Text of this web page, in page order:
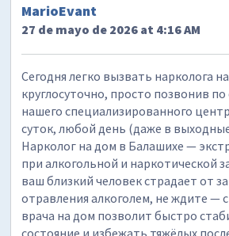
MarioEvant
27 de mayo de 2026 at 4:16 AM
Сегодня легко вызвать нарколога
круглосуточно, просто позвонив
нашего специализированного
суток, любой день (даже в
Нарколог на дом в Балашихе —
при алкогольной и наркотической
ваш близкий человек страдает от
отравления алкоголем, не ждите —
врача на дом позволит быстро
состояние и избежать тяжёлых